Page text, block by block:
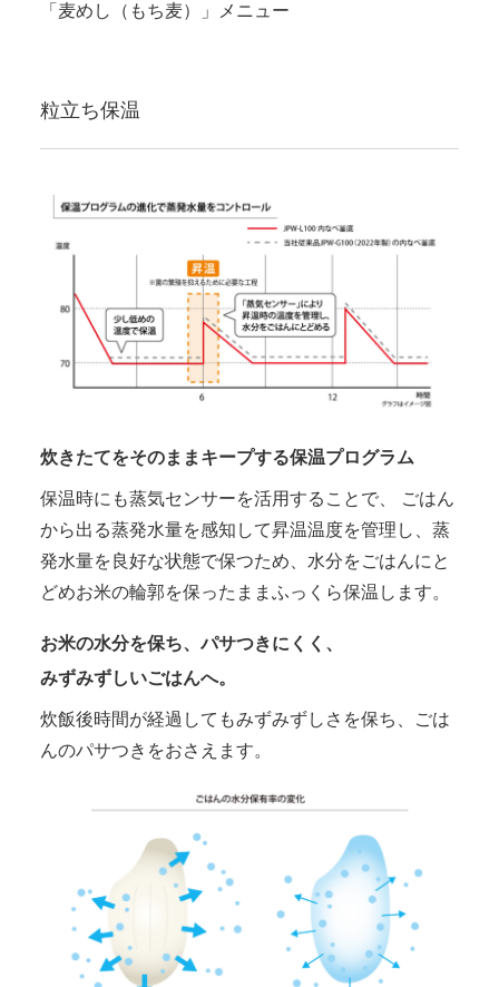
「麦めし（もち麦）」メニュー
粒立ち保温
炊きたてをそのままキープする保温プログラム
保温時にも蒸気センサーを活用することで、 ごはん
から出る蒸発水量を感知して昇温温度を管理し、蒸
発水量を良好な状態で保つため、水分をごはんにと
どめお米の輪郭を保ったままふっくら保温します。
お米の水分を保ち、パサつきにくく、
みずみずしいごはんへ。
炊飯後時間が経過してもみずみずしさを保ち、ごは
んのパサつきをおさえます。